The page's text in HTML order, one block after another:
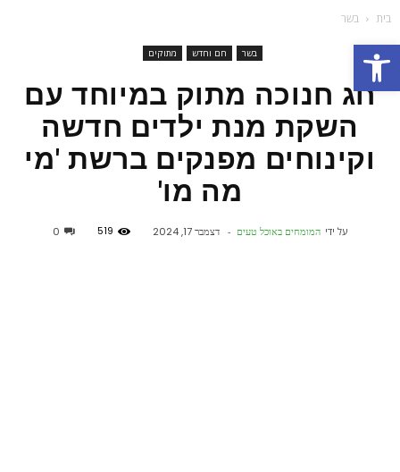
פתח סרגל נגישות
בית בשר
בשר חם וחדש מתוקים
חג חנוכה מתוק במיוחד עם
השקת מנת ילדים חדשה
וקינוחים מפנקים ברשת 'מי
מה מו'
על ידי המומחים באוכל טעים - דצמבר 17, 2024 519
0